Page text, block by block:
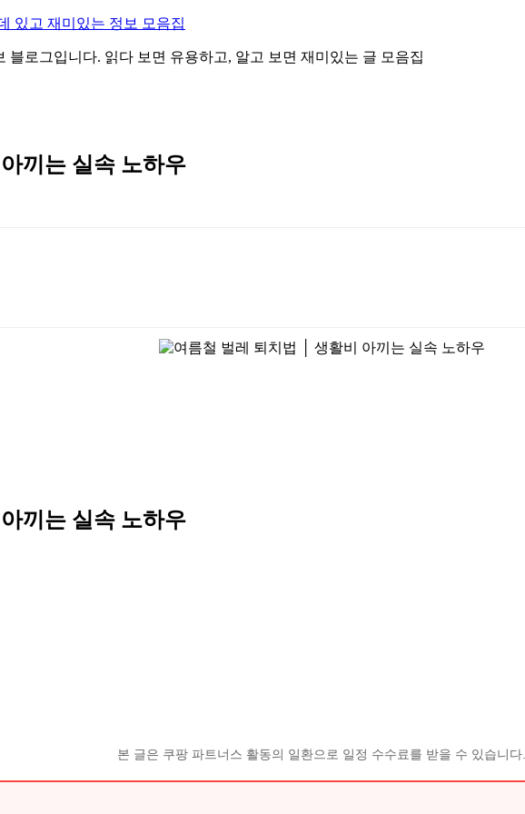
있고 재미있는 정보 모음집
블로그입니다. 읽다 보면 유용하고, 알고 보면 재미있는 글 모음집
끼는 실속 노하우
끼는 실속 노하우
본 글은 쿠팡 파트너스 활동의 일환으로 일정 수수료를 받을 수 있습니다.